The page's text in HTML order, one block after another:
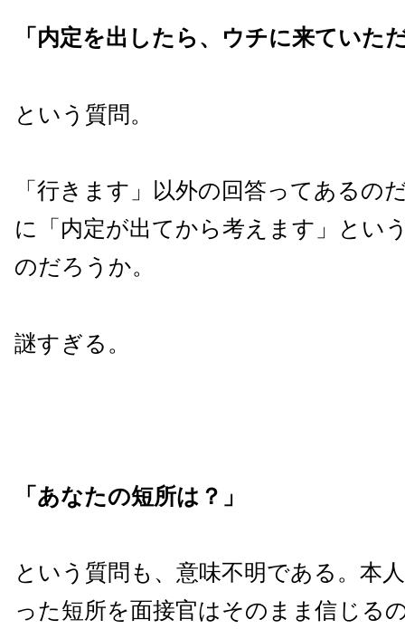
「内定を出したら、ウチに来ていた
という質問。
「行きます」以外の回答ってあるの
に「内定が出てから考えます」とい
のだろうか。
謎すぎる。
「あなたの短所は？」
という質問も、意味不明である。本
った短所を面接官はそのまま信じる